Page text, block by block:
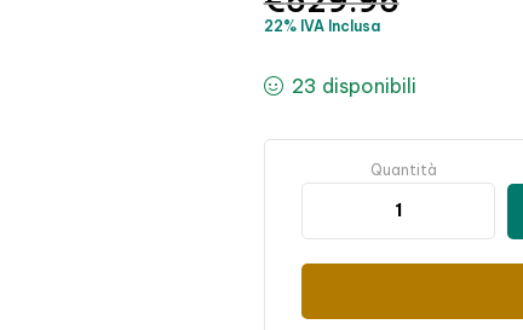
22% IVA Inclusa
23 disponibili
Quantità